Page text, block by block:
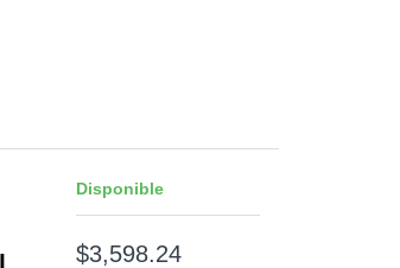
Disponible
$3,598.24